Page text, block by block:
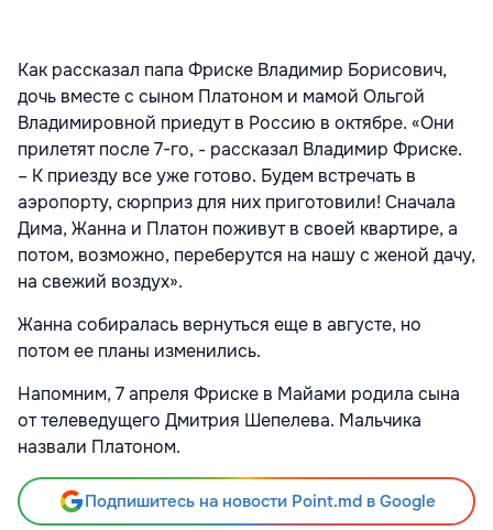
Как рассказал папа Фриске Владимир Борисович,
дочь вместе с сыном Платоном и мамой Ольгой
Владимировной приедут в Россию в октябре. «Они
прилетят после 7-го, - рассказал Владимир Фриске.
– К приезду все уже готово. Будем встречать в
аэропорту, сюрприз для них приготовили! Сначала
Дима, Жанна и Платон поживут в своей квартире, а
потом, возможно, переберутся на нашу с женой дачу,
на свежий воздух».
Жанна собиралась вернуться еще в августе, но
потом ее планы изменились.
Напомним, 7 апреля Фриске в Майами родила сына
от телеведущего Дмитрия Шепелева. Мальчика
назвали Платоном.
Подпишитесь на новости Point.md в Google